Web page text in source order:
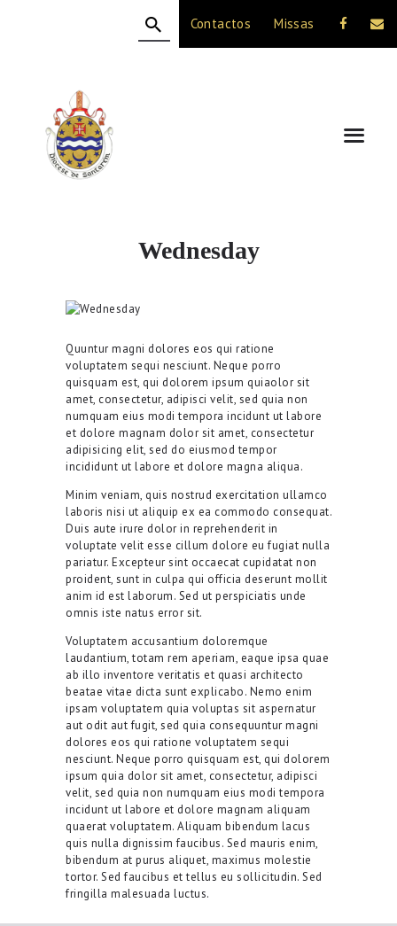
Contactos Missas
Wednesday
A DIOCESE
CELEBRAÇÃO
VIDA CRISTÃ
NOTÍCIAS
Quuntur magni dolores eos qui ratione
voluptatem sequi nesciunt. Neque porro
quisquam est, qui dolorem ipsum quiaolor sit
amet, consectetur, adipisci velit, sed quia non
numquam eius modi tempora incidunt ut labore
et dolore magnam dolor sit amet, consectetur
adipisicing elit, sed do eiusmod tempor
incididunt ut labore et dolore magna aliqua.
Minim veniam, quis nostrud exercitation ullamco
laboris nisi ut aliquip ex ea commodo consequat.
Duis aute irure dolor in reprehenderit in
voluptate velit esse cillum dolore eu fugiat nulla
pariatur. Excepteur sint occaecat cupidatat non
proident, sunt in culpa qui officia deserunt mollit
anim id est laborum. Sed ut perspiciatis unde
omnis iste natus error sit.
Voluptatem accusantium doloremque
laudantium, totam rem aperiam, eaque ipsa quae
ab illo inventore veritatis et quasi architecto
beatae vitae dicta sunt explicabo. Nemo enim
ipsam voluptatem quia voluptas sit aspernatur
aut odit aut fugit, sed quia consequuntur magni
dolores eos qui ratione voluptatem sequi
nesciunt. Neque porro quisquam est, qui dolorem
ipsum quia dolor sit amet, consectetur, adipisci
velit, sed quia non numquam eius modi tempora
incidunt ut labore et dolore magnam aliquam
quaerat voluptatem. Aliquam bibendum lacus
quis nulla dignissim faucibus. Sed mauris enim,
bibendum at purus aliquet, maximus molestie
tortor. Sed faucibus et tellus eu sollicitudin. Sed
fringilla malesuada luctus.